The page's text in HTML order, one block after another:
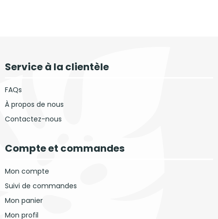
Service à la clientèle
FAQs
À propos de nous
Contactez-nous
Compte et commandes
Mon compte
Suivi de commandes
Mon panier
Mon profil